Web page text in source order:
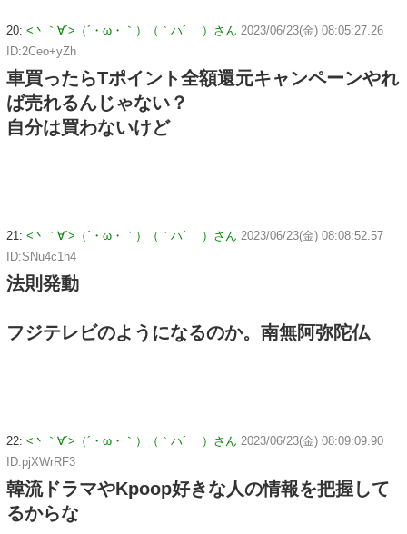
20: <丶｀∀´>（´・ω・｀）（｀ハ´ ）さん 2023/06/23(金) 08:05:27.26
ID:2Ceo+yZh
車買ったらTポイント全額還元キャンペーンやれ
ば売れるんじゃない？
自分は買わないけど
21: <丶｀∀´>（´・ω・｀）（｀ハ´ ）さん 2023/06/23(金) 08:08:52.57
ID:SNu4c1h4
法則発動
フジテレビのようになるのか。南無阿弥陀仏
22: <丶｀∀´>（´・ω・｀）（｀ハ´ ）さん 2023/06/23(金) 08:09:09.90
ID:pjXWrRF3
韓流ドラマやKpoop好きな人の情報を把握して
るからな